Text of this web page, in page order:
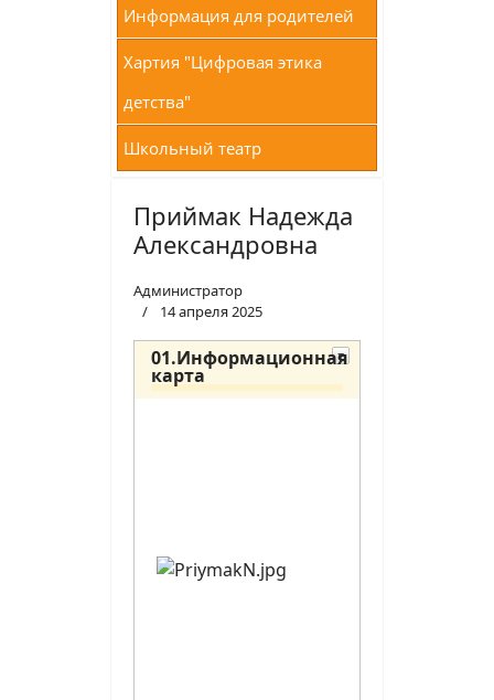
Информация для родителей
Хартия "Цифровая этика
детства"
Школьный театр
Приймак Надежда
Александровна
Администратор
14 апреля 2025
01.Информационная
карта